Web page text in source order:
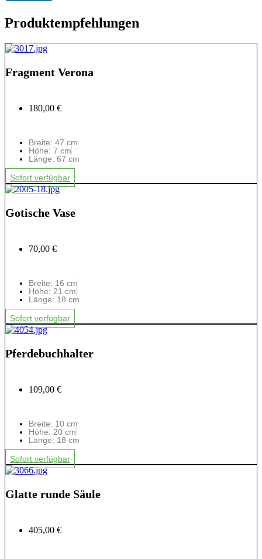
Produktempfehlungen
Fragment Verona
180,00 €
Breite: 47 cm
Höhe: 7 cm
Länge: 67 cm
Sofort verfügbar
Gotische Vase
70,00 €
Breite: 16 cm
Höhe: 21 cm
Länge: 18 cm
Sofort verfügbar
Pferdebuchhalter
109,00 €
Breite: 10 cm
Höhe: 20 cm
Länge: 18 cm
Sofort verfügbar
Glatte runde Säule
405,00 €